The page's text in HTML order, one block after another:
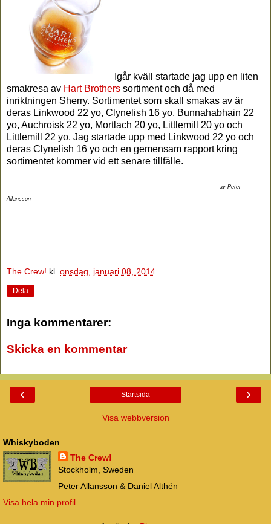
Igår kväll startade jag upp en liten
smakresa av Hart Brothers sortiment och då med
inriktningen Sherry. Sortimentet som skall smakas av är
deras Linkwood 22 yo, Clynelish 16 yo, Bunnahabhain 22
yo, Auchroisk 22 yo, Mortlach 20 yo, Littlemill 20 yo och
Littlemill 22 yo. Jag startade upp med Linkwood 22 yo och
deras Clynelish 16 yo och en gemensam rapport kring
sortimentet kommer vid ett senare tillfälle.
av Peter
Allansson
The Crew! kl. onsdag, januari 08, 2014
Dela
Inga kommentarer:
Skicka en kommentar
‹ ›
Startsida
Visa webbversion
Whiskyboden
The Crew!
Stockholm, Sweden
Peter Allansson & Daniel Althén
Visa hela min profil